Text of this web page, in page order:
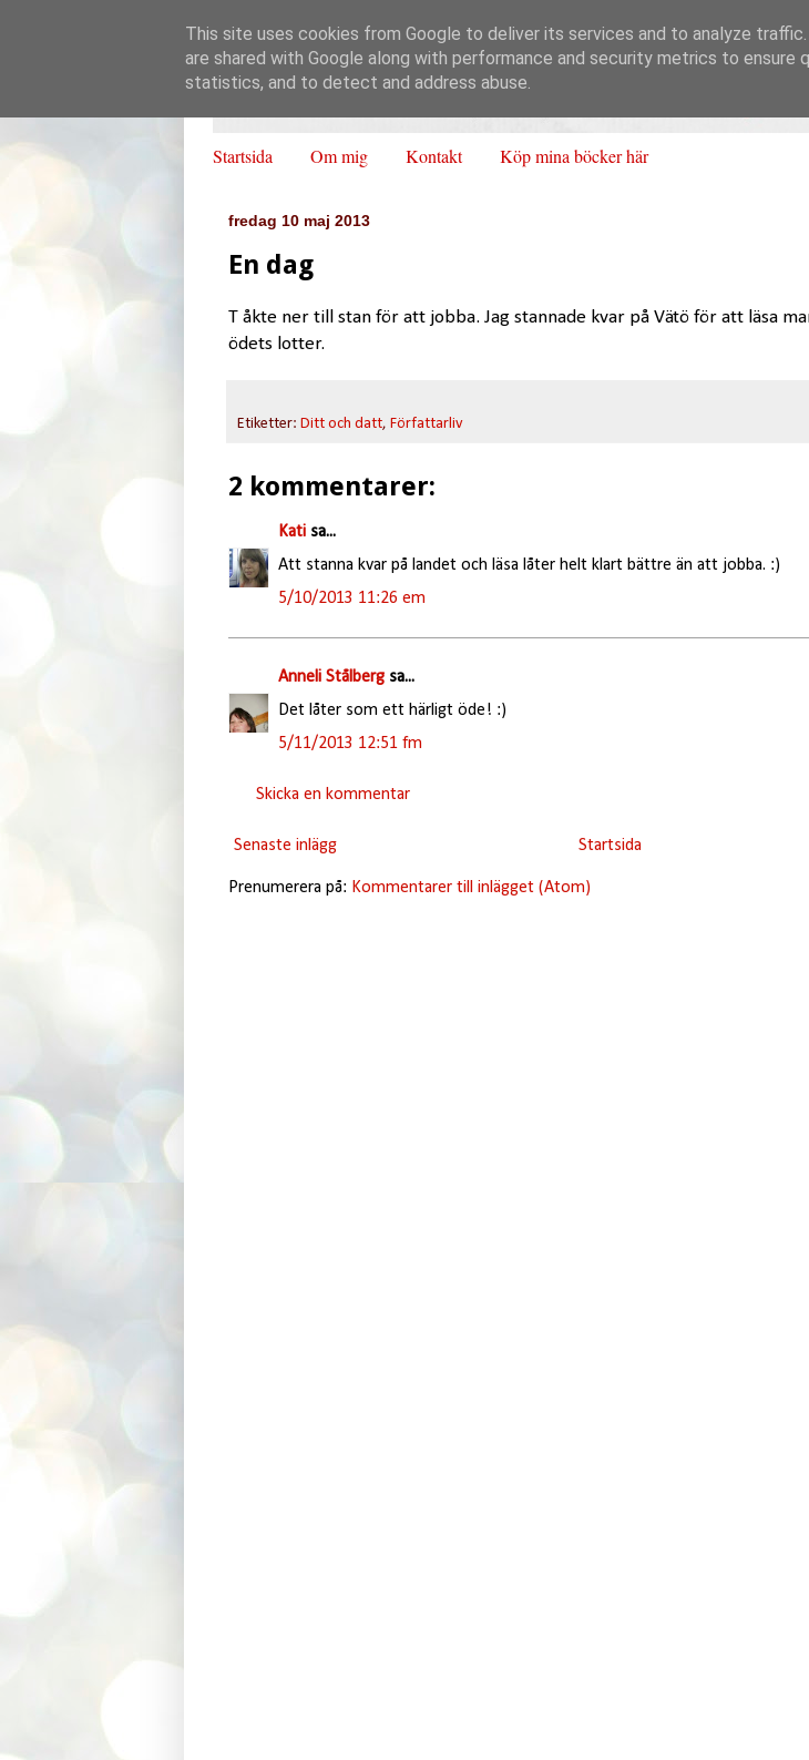
Startsida Om mig Kontakt Köp mina böcker här
fredag 10 maj 2013
En dag
T åkte ner till stan för att jobba. Jag stannade kvar på Vätö för att läsa
ödets lotter.
Etiketter: Ditt och datt, Författarliv
2 kommentarer:
Katisa...
Att stanna kvar på landet och läsa låter helt klart bättre än att jobba. :)
5/10/2013 11:26 em
Anneli Stålbergsa...
Det låter som ett härligt öde! :)
5/11/2013 12:51 fm
Skicka en kommentar
Senaste inlägg Startsida
Prenumerera på: Kommentarer till inlägget (Atom)
This site uses cookies from Google to deliver its services and to analyze
are shared with Google along with performance and security metrics to ensure
statistics, and to detect and address abuse.